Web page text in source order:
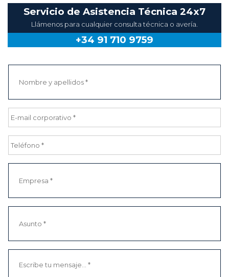
Servicio de Asistencia Técnica 24x7
Llámenos para cualquier consulta técnica o avería.
+34 91 710 9759